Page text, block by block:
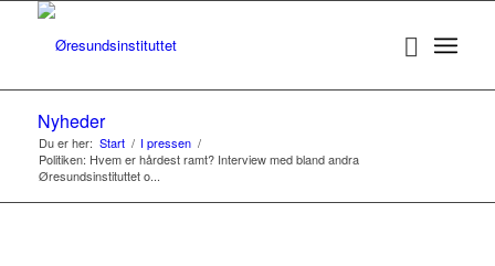
Nyheder
Du er her: Start / I pressen /
Politiken: Hvem er hårdest ramt? Interview med bland andra
Øresundsinstituttet o...